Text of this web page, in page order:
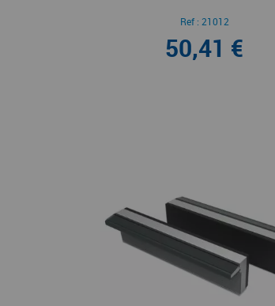
Ref : 21012
50,41 €